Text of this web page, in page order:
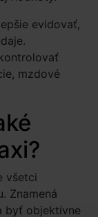
evidovať,
mzdové
všetci
Znamená
byť objektívne